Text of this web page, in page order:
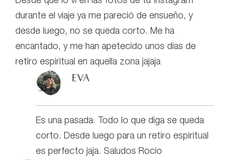
durante el viaje ya me pareció de ensueño, y
desde luego, no se queda corto. Me ha
encantado, y me han apetecido unos días de
retiro espiritual en aquella zona jajaja
eva
Es una pasada. Todo lo que diga se queda
corto. Desde luego para un retiro espiritual
es perfecto jaja. Saludos Rocío